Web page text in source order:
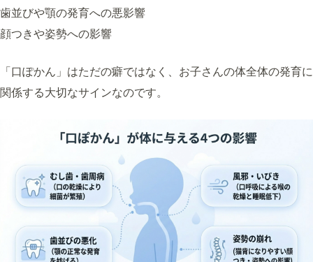
歯並びや顎の発育への悪影響
顔つきや姿勢への影響
「口ぽかん」はただの癖ではなく、お子さんの体全体の発育に
関係する大切なサインなのです。